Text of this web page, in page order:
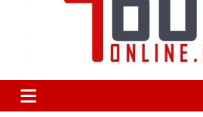
7600 online
nacional e internacional, deportiva y cultural.